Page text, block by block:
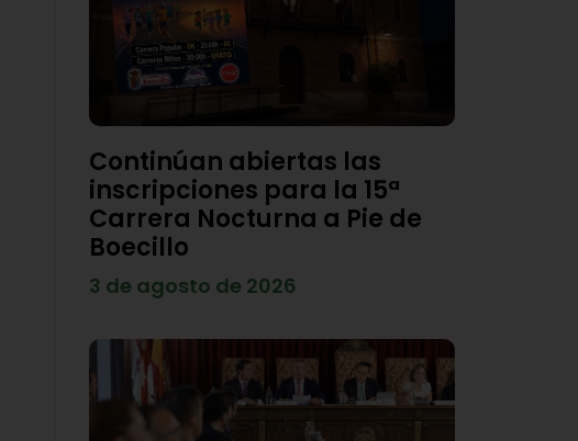
Continúan abiertas las
inscripciones para la 15ª
Carrera Nocturna a Pie de
Boecillo
3 de agosto de 2026